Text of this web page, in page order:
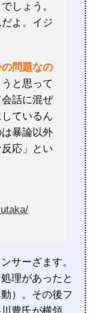
しょう。
よ。イジ
問題なの
と思って
話に混ぜ
ているん
暴論以外
応」とい
サーざます。
理があったと
）。その後フ